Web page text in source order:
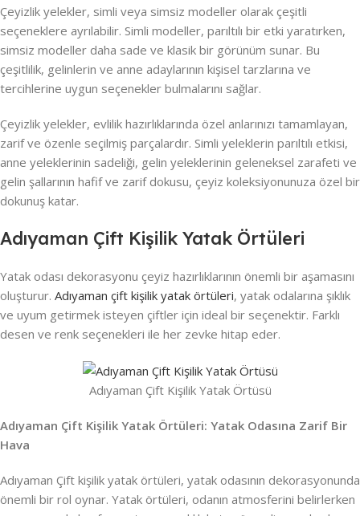
Çeyizlik yelekler, simli veya simsiz modeller olarak çeşitli
seçeneklere ayrılabilir. Simli modeller, parıltılı bir etki yaratırken,
simsiz modeller daha sade ve klasik bir görünüm sunar. Bu
çeşitlilik, gelinlerin ve anne adaylarının kişisel tarzlarına ve
tercihlerine uygun seçenekler bulmalarını sağlar.
Çeyizlik yelekler, evlilik hazırlıklarında özel anlarınızı tamamlayan,
zarif ve özenle seçilmiş parçalardır. Simli yeleklerin parıltılı etkisi,
anne yeleklerinin sadeliği, gelin yeleklerinin geleneksel zarafeti ve
gelin şallarının hafif ve zarif dokusu, çeyiz koleksiyonunuza özel bir
dokunuş katar.
Adıyaman Çift Kişilik Yatak Örtüleri
Yatak odası dekorasyonu çeyiz hazırlıklarının önemli bir aşamasını
oluşturur. Adıyaman çift kişilik yatak örtüleri, yatak odalarına şıklık
ve uyum getirmek isteyen çiftler için ideal bir seçenektir. Farklı
desen ve renk seçenekleri ile her zevke hitap eder.
Adıyaman Çift Kişilik Yatak Örtüsü
Adıyaman Çift Kişilik Yatak Örtüleri: Yatak Odasına Zarif Bir
Hava
Adıyaman Çift kişilik yatak örtüleri, yatak odasının dekorasyonunda
önemli bir rol oynar. Yatak örtüleri, odanın atmosferini belirlerken